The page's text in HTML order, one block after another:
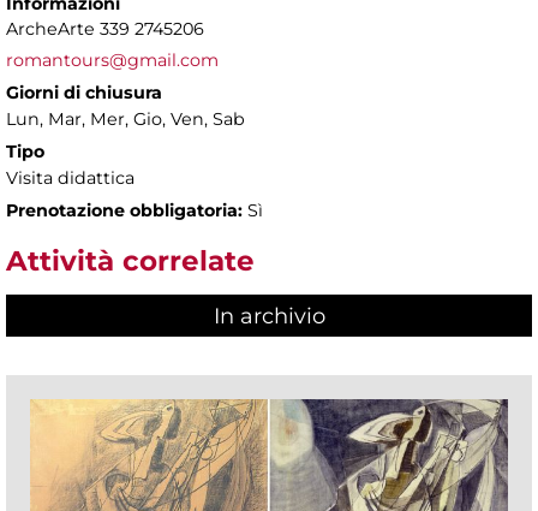
ArcheArte 339 2745206
romantours@gmail.com
Giorni di chiusura
Lun, Mar, Mer, Gio, Ven, Sab
Tipo
Visita didattica
Prenotazione obbligatoria: Sì
Attività correlate
In archivio